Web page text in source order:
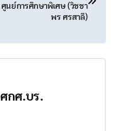
ศูนย์การศึกษาพิเศษ (วิชชา
พร ศรสาลี)
ศกศ.บร.